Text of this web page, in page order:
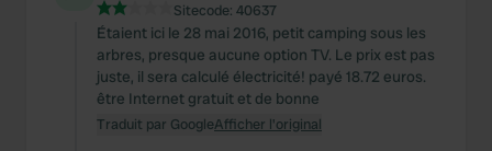
Sitecode: 40637
Étaient ici le 28 mai 2016, petit camping sous les
arbres, presque aucune option TV. Le prix est pas
juste, il sera calculé électricité! payé 18.72 euros.
être Internet gratuit et de bonne
Traduit par GoogleAfficher l'original